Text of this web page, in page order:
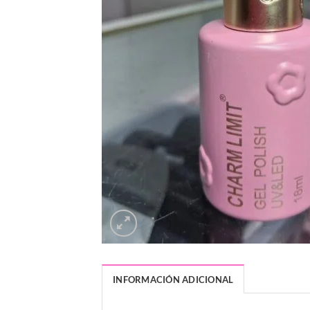
INFORMACIÓN ADICIONAL